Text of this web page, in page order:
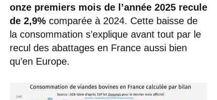
onze premiers mois de l’année 2025 recule
de 2,9% comparée à 2024. Cette baisse de
la consommation s’explique avant tout par le
recul des abattages en France aussi bien
qu’en Europe.